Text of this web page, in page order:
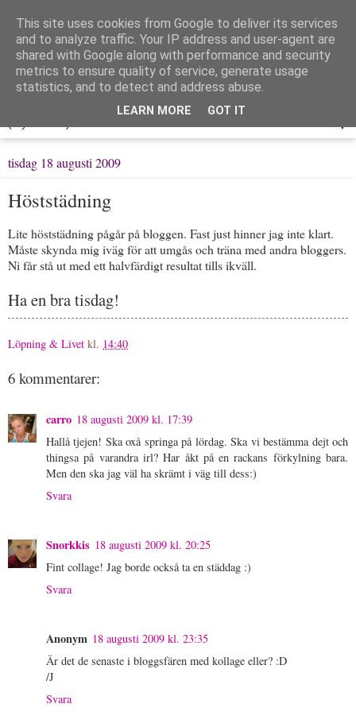
Löpning & Livet
Mitt liv, mina tankar & min träning
▼
tisdag 18 augusti 2009
Höststädning
Lite höststädning pågår på bloggen. Fast just hinner jag inte klart.
Måste skynda mig iväg för att umgås och träna med andra bloggers.
Ni får stå ut med ett halvfärdigt resultat tills ikväll.
Ha en bra tisdag!
Löpning & Livet kl. 14:40
6 kommentarer:
carro 18 augusti 2009 kl. 17:39
Hallå tjejen! Ska oxå springa på lördag. Ska vi bestämma dejt och
thingsa på varandra irl? Har åkt på en rackans förkylning bara.
Men den ska jag väl ha skrämt i väg till dess:)
Svara
Snorkkis 18 augusti 2009 kl. 20:25
Fint collage! Jag borde också ta en städdag :)
Svara
Anonym 18 augusti 2009 kl. 23:35
Är det de senaste i bloggsfären med kollage eller? :D
/J
Svara
This site uses cookies from Google to deliver its services
and to analyze traffic. Your IP address and user-agent are
shared with Google along with performance and security
metrics to ensure quality of service, generate usage
statistics, and to detect and address abuse.
LEARN MORE GOT IT